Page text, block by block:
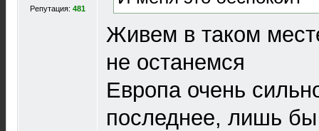
Репутация: 481
Живем в таком
не останемся
Европа очень
последнее, лишь